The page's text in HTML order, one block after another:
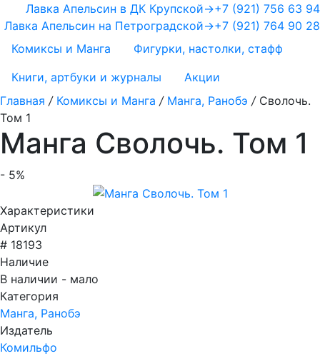
+7 (921) 756 63 94
+7 (921) 764 90 28
Лавка Апельсин в ДК Крупской→
Лавка Апельсин на Петроградской→
Комиксы и Манга
Фигурки, настолки, стафф
Книги, артбуки и журналы
Акции
Главная / Комиксы и Манга / Манга, Ранобэ / Сволочь.
Том 1
Манга Сволочь. Том 1
- 5%
Характеристики
Артикул
# 18193
Наличие
В наличии - мало
Категория
Манга, Ранобэ
Издатель
Комильфо